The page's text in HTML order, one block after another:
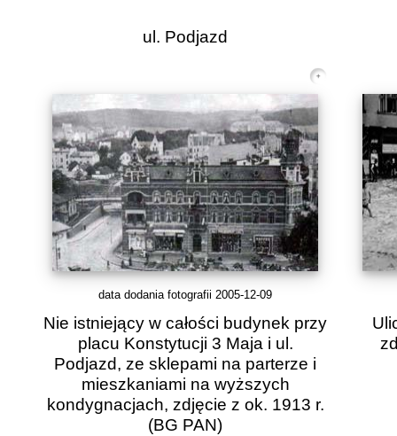
ul. Podjazd
data dodania fotografii 2005-12-09
Nie istniejący w całości budynek przy
placu Konstytucji 3 Maja i ul.
Podjazd, ze sklepami na parterze i
mieszkaniami na wyższych
kondygnacjach, zdjęcie z ok. 1913 r.
(BG PAN)